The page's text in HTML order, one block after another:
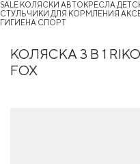
SALE КОЛЯСКИ АВТОКРЕСЛА
СТУЛЬЧИКИ ДЛЯ КОРМЛЕНИЯ
ГИГИЕНА СПОРТ
КОЛЯСКА 3 В 1 RIKO
FOX